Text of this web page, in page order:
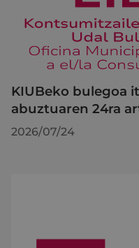
KIUBeko bulegoa
abuztuaren 24ra
2026/07/24